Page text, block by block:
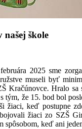
našej škole
2025 sme
museli byť
Kračúnovce. Hralo sa
tým, že 15. bod bol
žiaci, keď postupne
žiaci zo SZŠ
spôsobom, keď ani